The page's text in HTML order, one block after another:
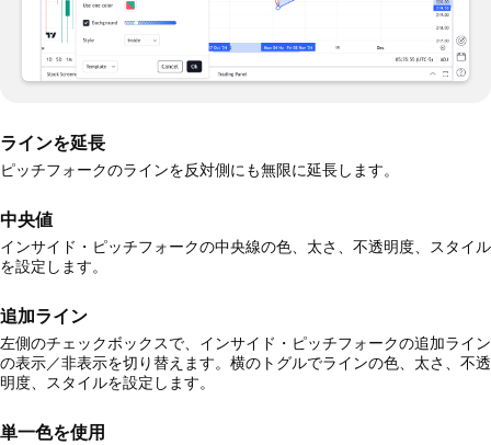
ラインを延長
ピッチフォークのラインを反対側にも無限に延長します。
中央値
インサイド・ピッチフォークの中央線の色、太さ、不透明度、スタイル
を設定します。
追加ライン
左側のチェックボックスで、インサイド・ピッチフォークの追加ライン
の表示／非表示を切り替えます。横のトグルでラインの色、太さ、不透
明度、スタイルを設定します。
単一色を使用